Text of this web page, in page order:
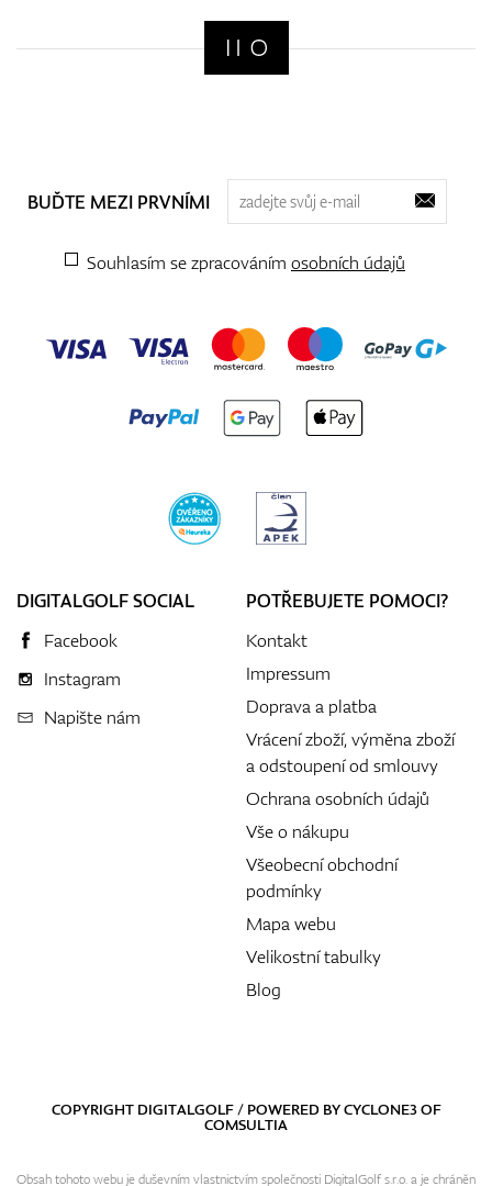
BUĎTE MEZI PRVNÍMI
Souhlasím se zpracováním osobních údajů
DIGITALGOLF SOCIAL
Facebook
Instagram
Napište nám
POTŘEBUJETE POMOCI?
Kontakt
Impressum
Doprava a platba
Vrácení zboží, výměna zboží
a odstoupení od smlouvy
Ochrana osobních údajů
Vše o nákupu
Všeobecní obchodní
podmínky
Mapa webu
Velikostní tabulky
Blog
COPYRIGHT DIGITALGOLF / POWERED BYCYCLONE3OF
COMSULTIA
Obsah tohoto webu je duševním vlastnictvím společnosti DigitalGolf s.r.o. a je chráněn